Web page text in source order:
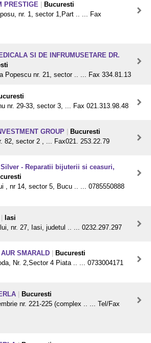
PRESTIGE
Bucuresti
nr. 1, sector 1,Part .. ... Fax
SI DE INFRUMUSETARE DR.
Popescu nr. 21, sector .. ... Fax 334.81.13
nr. 29-33, sector 3, ... Fax 021.313.98.48
GROUP
Bucuresti
82, sector 2 , ... Fax021. 253.22.79
- Reparatii bijuterii si ceasuri,
, nr 14, sector 5, Bucu .. ... 0785550888
Iasi
nr. 27, Iasi, judetul .. ... 0232.297.297
SMARALD
Bucuresti
Nr. 2,Sector 4 Piata .. ... 0733004171
Bucuresti
nr. 221-225 (complex .. ... Tel/Fax